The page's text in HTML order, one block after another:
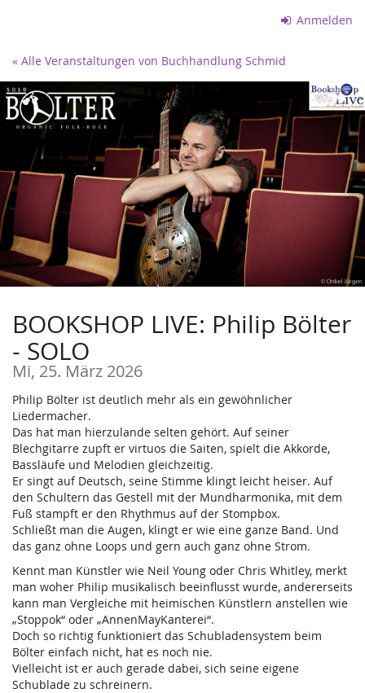
springen
Anmelden
« Alle Veranstaltungen von Buchhandlung Schmid
BOOKSHOP LIVE: Philip Bölter
- SOLO
Mi, 25. März 2026
Philip Bölter ist deutlich mehr als ein gewöhnlicher
Liedermacher.
Das hat man hierzulande selten gehört. Auf seiner
Blechgitarre zupft er virtuos die Saiten, spielt die Akkorde,
Bassläufe und Melodien gleichzeitig.
Er singt auf Deutsch, seine Stimme klingt leicht heiser. Auf
den Schultern das Gestell mit der Mundharmonika, mit dem
Fuß stampft er den Rhythmus auf der Stompbox.
Schließt man die Augen, klingt er wie eine ganze Band. Und
das ganz ohne Loops und gern auch ganz ohne Strom.
Kennt man Künstler wie Neil Young oder Chris Whitley, merkt
man woher Philip musikalisch beeinflusst wurde, andererseits
kann man Vergleiche mit heimischen Künstlern anstellen wie
„Stoppok“ oder „AnnenMayKanterei“.
Doch so richtig funktioniert das Schubladensystem beim
Bölter einfach nicht, hat es noch nie.
Vielleicht ist er auch gerade dabei, sich seine eigene
Schublade zu schreinern.